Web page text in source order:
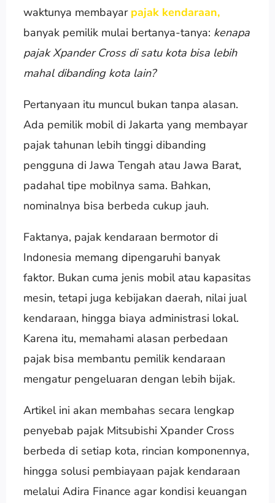
waktunya membayar pajak kendaraan,
banyak pemilik mulai bertanya-tanya: kenapa
pajak Xpander Cross di satu kota bisa lebih
mahal dibanding kota lain?
Pertanyaan itu muncul bukan tanpa alasan.
Ada pemilik mobil di Jakarta yang membayar
pajak tahunan lebih tinggi dibanding
pengguna di Jawa Tengah atau Jawa Barat,
padahal tipe mobilnya sama. Bahkan,
nominalnya bisa berbeda cukup jauh.
Faktanya, pajak kendaraan bermotor di
Indonesia memang dipengaruhi banyak
faktor. Bukan cuma jenis mobil atau kapasitas
mesin, tetapi juga kebijakan daerah, nilai jual
kendaraan, hingga biaya administrasi lokal.
Karena itu, memahami alasan perbedaan
pajak bisa membantu pemilik kendaraan
mengatur pengeluaran dengan lebih bijak.
Artikel ini akan membahas secara lengkap
penyebab pajak Mitsubishi Xpander Cross
berbeda di setiap kota, rincian komponennya,
hingga solusi pembiayaan pajak kendaraan
melalui Adira Finance agar kondisi keuangan